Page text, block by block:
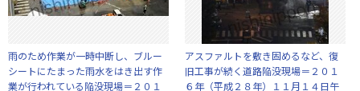
雨のため作業が一時中断し、ブルー
シートにたまった雨水をはき出す作
業が行われている陥没現場＝２０１
アスファルトを敷き固めるなど、復
旧工事が続く道路陥没現場＝２０１
６年（平成２８年）１１月１４日午